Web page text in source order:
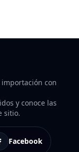
con
y conoce las
sitio.
Facebook